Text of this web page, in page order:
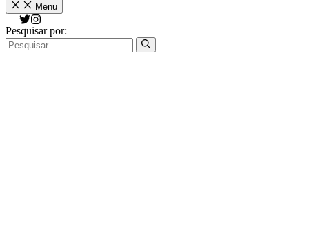
Menu
Pesquisar por: